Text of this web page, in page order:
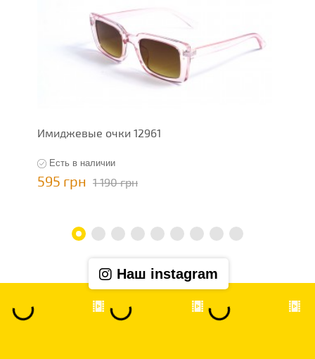
Имиджевые очки 12961
Есть в наличии
595 грн 1 190 грн
Наш instagram